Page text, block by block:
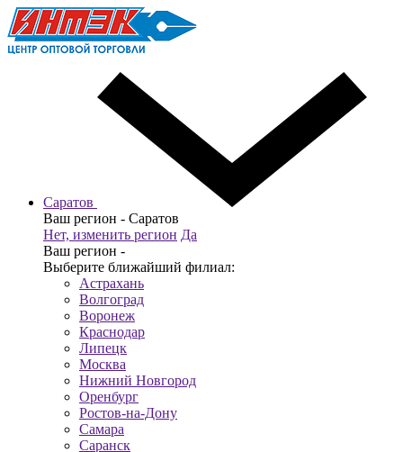
Саратов
Ваш регион - Саратов
Нет, изменить регион Да
Ваш регион -
Выберите ближайший филиал:
Астрахань
Волгоград
Воронеж
Краснодар
Липецк
Москва
Нижний Новгород
Оренбург
Ростов-на-Дону
Самара
Саранск